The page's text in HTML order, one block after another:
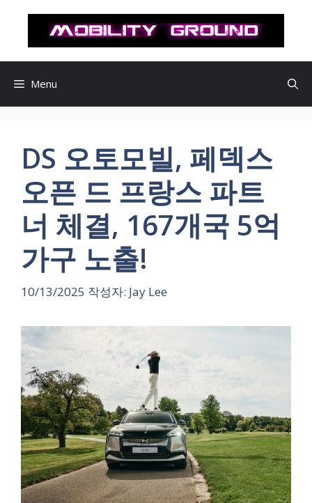
로
Menu
DS 오토모빌, 페덱스
오픈 드 프랑스 파트
너 체결, 167개국 5억
가구 노출!
10/13/2025 작성자: Jay Lee